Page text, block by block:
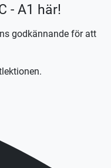
- A1 här!
godkännande för att
oavsett om du
efter dina